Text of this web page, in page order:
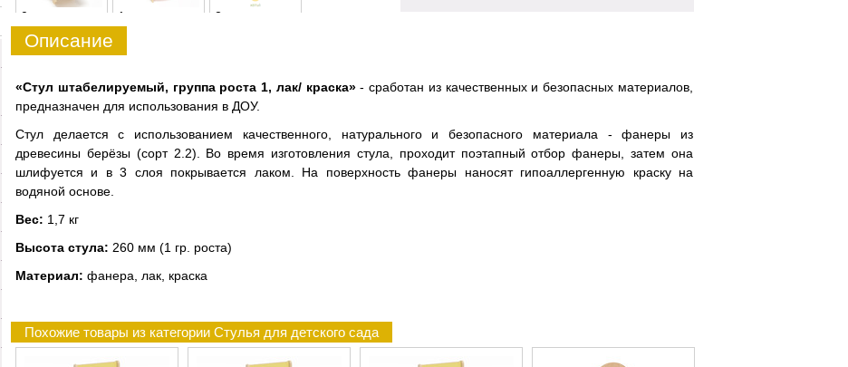
0 1 2
Описание
«Стул штабелируемый, группа роста 1, лак/ краска»- сработан из качественных и безопасных материалов,
предназначен для использования в ДОУ.
Стул делается с использованием качественного, натурального и безопасного материала - фанеры из
древесины берёзы (сорт 2.2). Во время изготовления стула, проходит поэтапный отбор фанеры, затем она
шлифуется и в 3 слоя покрывается лаком. На поверхность фанеры наносят гипоаллергенную краску на
водяной основе.
Вес: 1,7 кг
Высота стула: 260 мм (1 гр. роста)
Материал: фанера, лак, краска
Похожие товары из категории Стулья для детского сада